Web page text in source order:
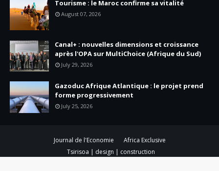
Tourisme : le Maroc confirme sa vitalité
August 07, 2026
Canal+ : nouvelles dimensions et croissance
après l'OPA sur MultiChoice (Afrique du Sud)
July 29, 2026
Gazoduc Afrique Atlantique : le projet prend
forme progressivement
July 25, 2026
Journal de l'Economie
Africa Exclusive
Tsirisoa | design | construction